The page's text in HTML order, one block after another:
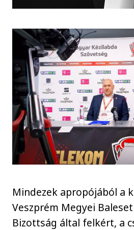
Mindezek apropójából a
Veszprém Megyei
Bizottság által felkért, a